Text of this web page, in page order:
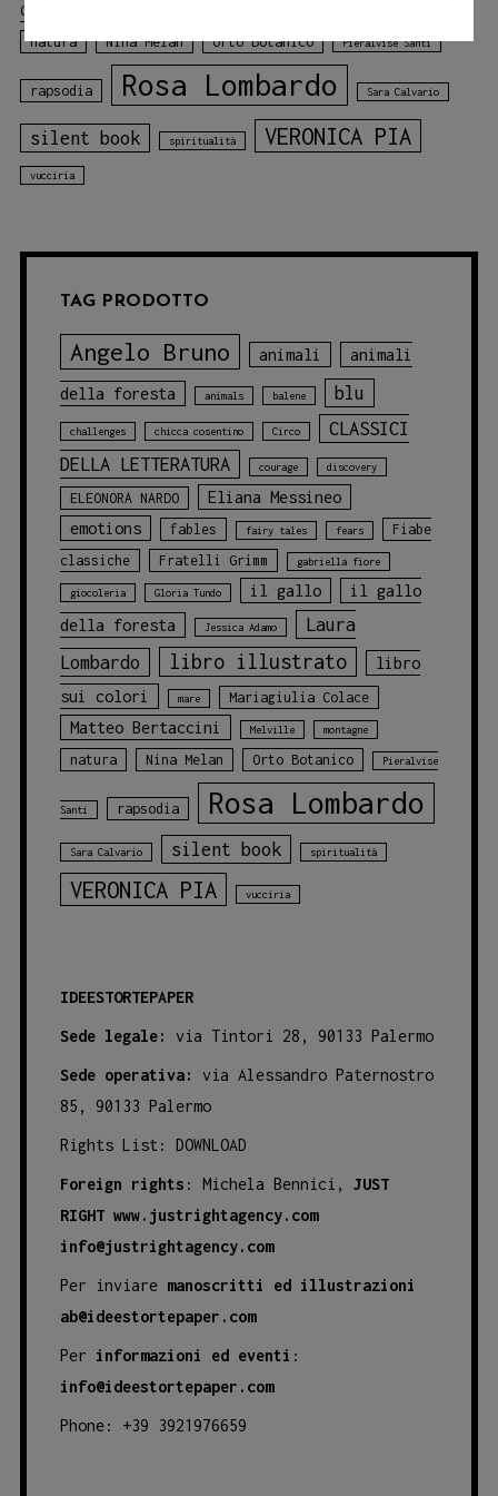
Colace
natura Nina Melan Orto Botanico Pieralvise Santi
rapsodia Rosa Lombardo Sara Calvario
silent book spiritualità VERONICA PIA
vucciria
TAG PRODOTTO
Angelo Bruno animali animali
della foresta animals balene blu
challenges chicca cosentino Circo
CLASSICI
DELLA LETTERATURA
courage discovery
ELEONORA NARDO
Eliana Messineo
emotions
fables fairy tales fears
Fiabe
classiche
Fratelli Grimm gabriella fiore
giocoleria Gloria Tundo il gallo
il gallo
della foresta
Jessica Adamo
Laura
Lombardo
libro illustrato
libro
sui colori
mare Mariagiulia Colace
Matteo Bertaccini Melville montagne
natura Nina Melan Orto Botanico Pieralvise
Santi rapsodia Rosa Lombardo
Sara Calvario silent book spiritualità
VERONICA PIA vucciria
IDEESTORTEPAPER
Sede legale: via Tintori 28, 90133 Palermo
Sede operativa:
via Alessandro Paternostro
85, 90133 Palermo
Rights List: DOWNLOAD
Foreign rights : Michela Bennici, JUST
RIGHT www.justrightagency.com
info@justrightagency.com
Per inviare manoscritti ed illustrazioni
ab@ideestortepaper.com
Per informazioni ed eventi :
info@ideestortepaper.com
Phone: +39 3921976659